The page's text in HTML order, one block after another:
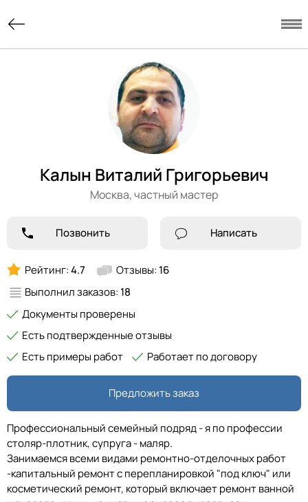
Калын Виталий Григорьевич
Москва,частный мастер
Позвонить Написать
Рейтинг:4.7 Отзывы: 16
Выполнил заказов: 18
Документы проверены
Есть подтвержденные отзывы
Есть примеры работ
Работает по договору
Предложить заказ
Профессиональный семейный подряд - я по профессии
столяр-плотник, супруга - маляр.
Занимаемся всеми видами ремонтно-отделочных работ
-капитальный ремонт с перепланировкой "под ключ" или
косметический ремонт, который включает ремонт ванной